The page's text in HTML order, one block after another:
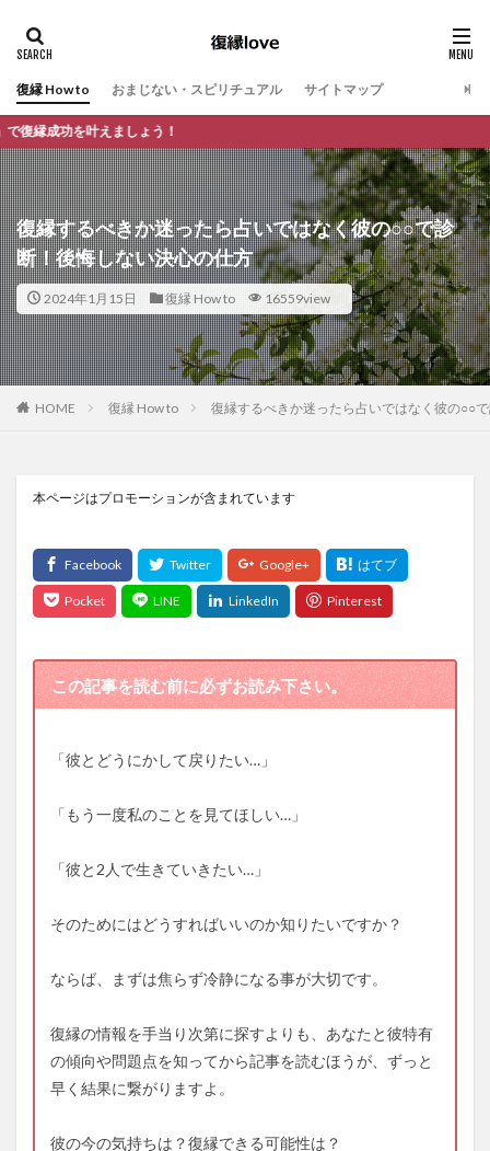
復縁 How to おまじない・スピリチュアル サイトマップ
復縁するべきか迷ったら占いではなく彼の○○で診
断！後悔しない決心の仕方
2024年1月15日 復縁 How to 16559view
HOME 復縁 How to 復縁するべきか迷ったら占いではなく彼の○○
本ページはプロモーションが含まれています
この記事を読む前に必ずお読み下さい。
「彼とどうにかして戻りたい…」
「もう一度私のことを見てほしい…」
「彼と2人で生きていきたい…」
そのためにはどうすればいいのか知りたいですか？
ならば、まずは焦らず冷静になる事が大切です。
復縁の情報を手当り次第に探すよりも、あなたと彼特有
の傾向や問題点を知ってから記事を読むほうが、ずっと
早く結果に繋がりますよ。
彼の今の気持ちは？復縁できる可能性は？